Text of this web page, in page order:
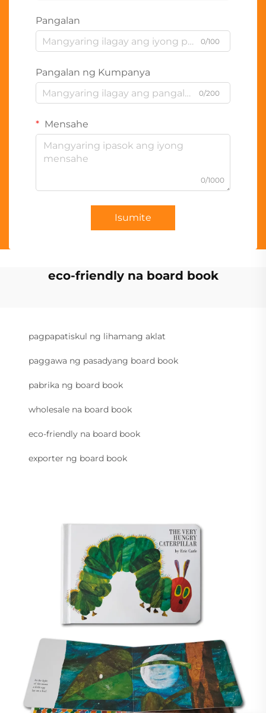
Pangalan
0/100
Pangalan ng Kumpanya
0/200
Mensahe
0/1000
Isumite
eco-friendly na board book
pagpapatiskul ng lihamang aklat
paggawa ng pasadyang board book
pabrika ng board book
wholesale na board book
eco-friendly na board book
exporter ng board book